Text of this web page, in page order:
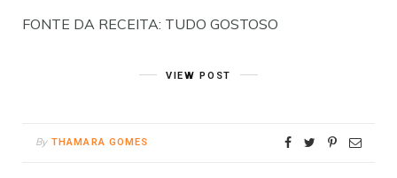
FONTE DA RECEITA: TUDO GOSTOSO
VIEW POST
By THAMARA GOMES